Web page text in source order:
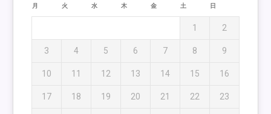
月 火 水 木 金 土 日
1 2
3 4 5 6 7 8 9
10 11 12 13 14 15 16
17 18 19 20 21 22 23